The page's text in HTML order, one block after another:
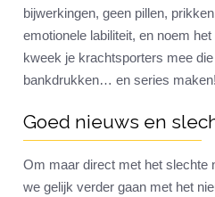
bijwerkingen, geen pillen,
emotionele labiliteit, en noem
kweek je krachtsporters mee
bankdrukken… en series maken!
Goed nieuws en
Om maar direct met het slechte
we gelijk verder gaan met het